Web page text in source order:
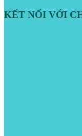
KẾT NỐI VỚI